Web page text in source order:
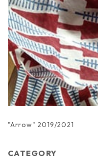
"Arrow" 2019/2021
CATEGORY